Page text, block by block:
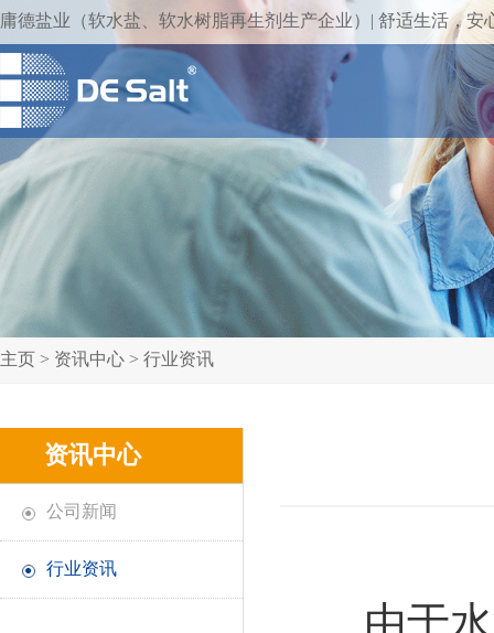
庸德盐业（软水盐、软水树脂再生剂生产企业）| 舒适生活，安
主页 > 资讯中心 > 行业资讯
资讯中心
● 公司新闻
● 行业资讯
由于水